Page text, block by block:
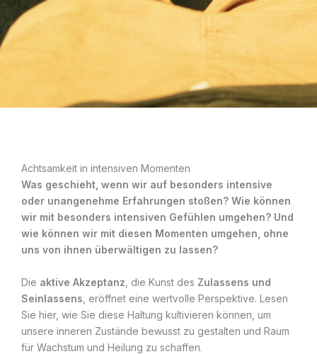
Achtsamkeit in intensiven Momenten
Was geschieht, wenn wir auf besonders intensive
oder unangenehme Erfahrungen stoßen? Wie können
wir mit besonders intensiven Gefühlen umgehen? Und
wie können wir mit diesen Momenten umgehen, ohne
uns von ihnen überwältigen zu lassen?
Die aktive Akzeptanz , die Kunst des Zulassens und
Seinlassens , eröffnet eine wertvolle Perspektive. Lesen
Sie hier, wie Sie diese Haltung kultivieren können, um
unsere inneren Zustände bewusst zu gestalten und Raum
für Wachstum und Heilung zu schaffen.